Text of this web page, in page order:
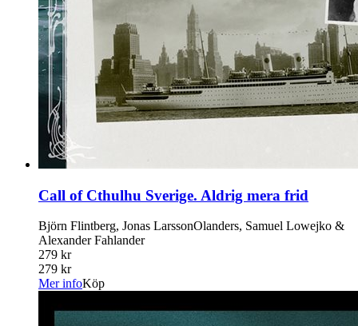
Call of Cthulhu Sverige. Aldrig mera frid
Björn Flintberg, Jonas LarssonOlanders, Samuel Lowejko &
Alexander Fahlander
279 kr
279 kr
Mer infoKöp